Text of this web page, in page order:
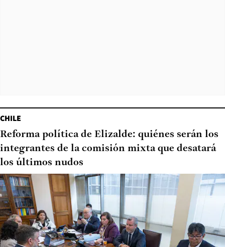
CHILE
Reforma política de Elizalde: quiénes serán los
integrantes de la comisión mixta que desatará
los últimos nudos